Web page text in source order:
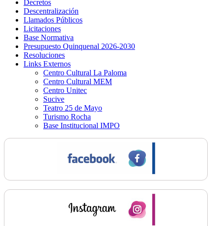
Decretos
Descentralización
Llamados Públicos
Licitaciones
Base Normativa
Presupuesto Quinquenal 2026-2030
Resoluciones
Links Externos
Centro Cultural La Paloma
Centro Cultural MEM
Centro Unitec
Sucive
Teatro 25 de Mayo
Turismo Rocha
Base Institucional IMPO